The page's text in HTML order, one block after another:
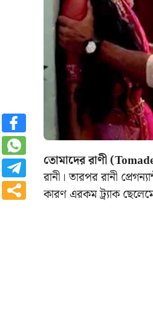
তোমাদের রাণী
রানী। তারপর রানী
কারণ এরকম ট্র্যাক